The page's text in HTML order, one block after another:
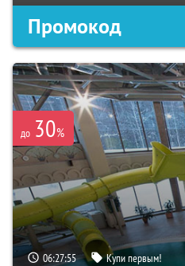
Промокод
до 30%
06:27:54 Купи первым!